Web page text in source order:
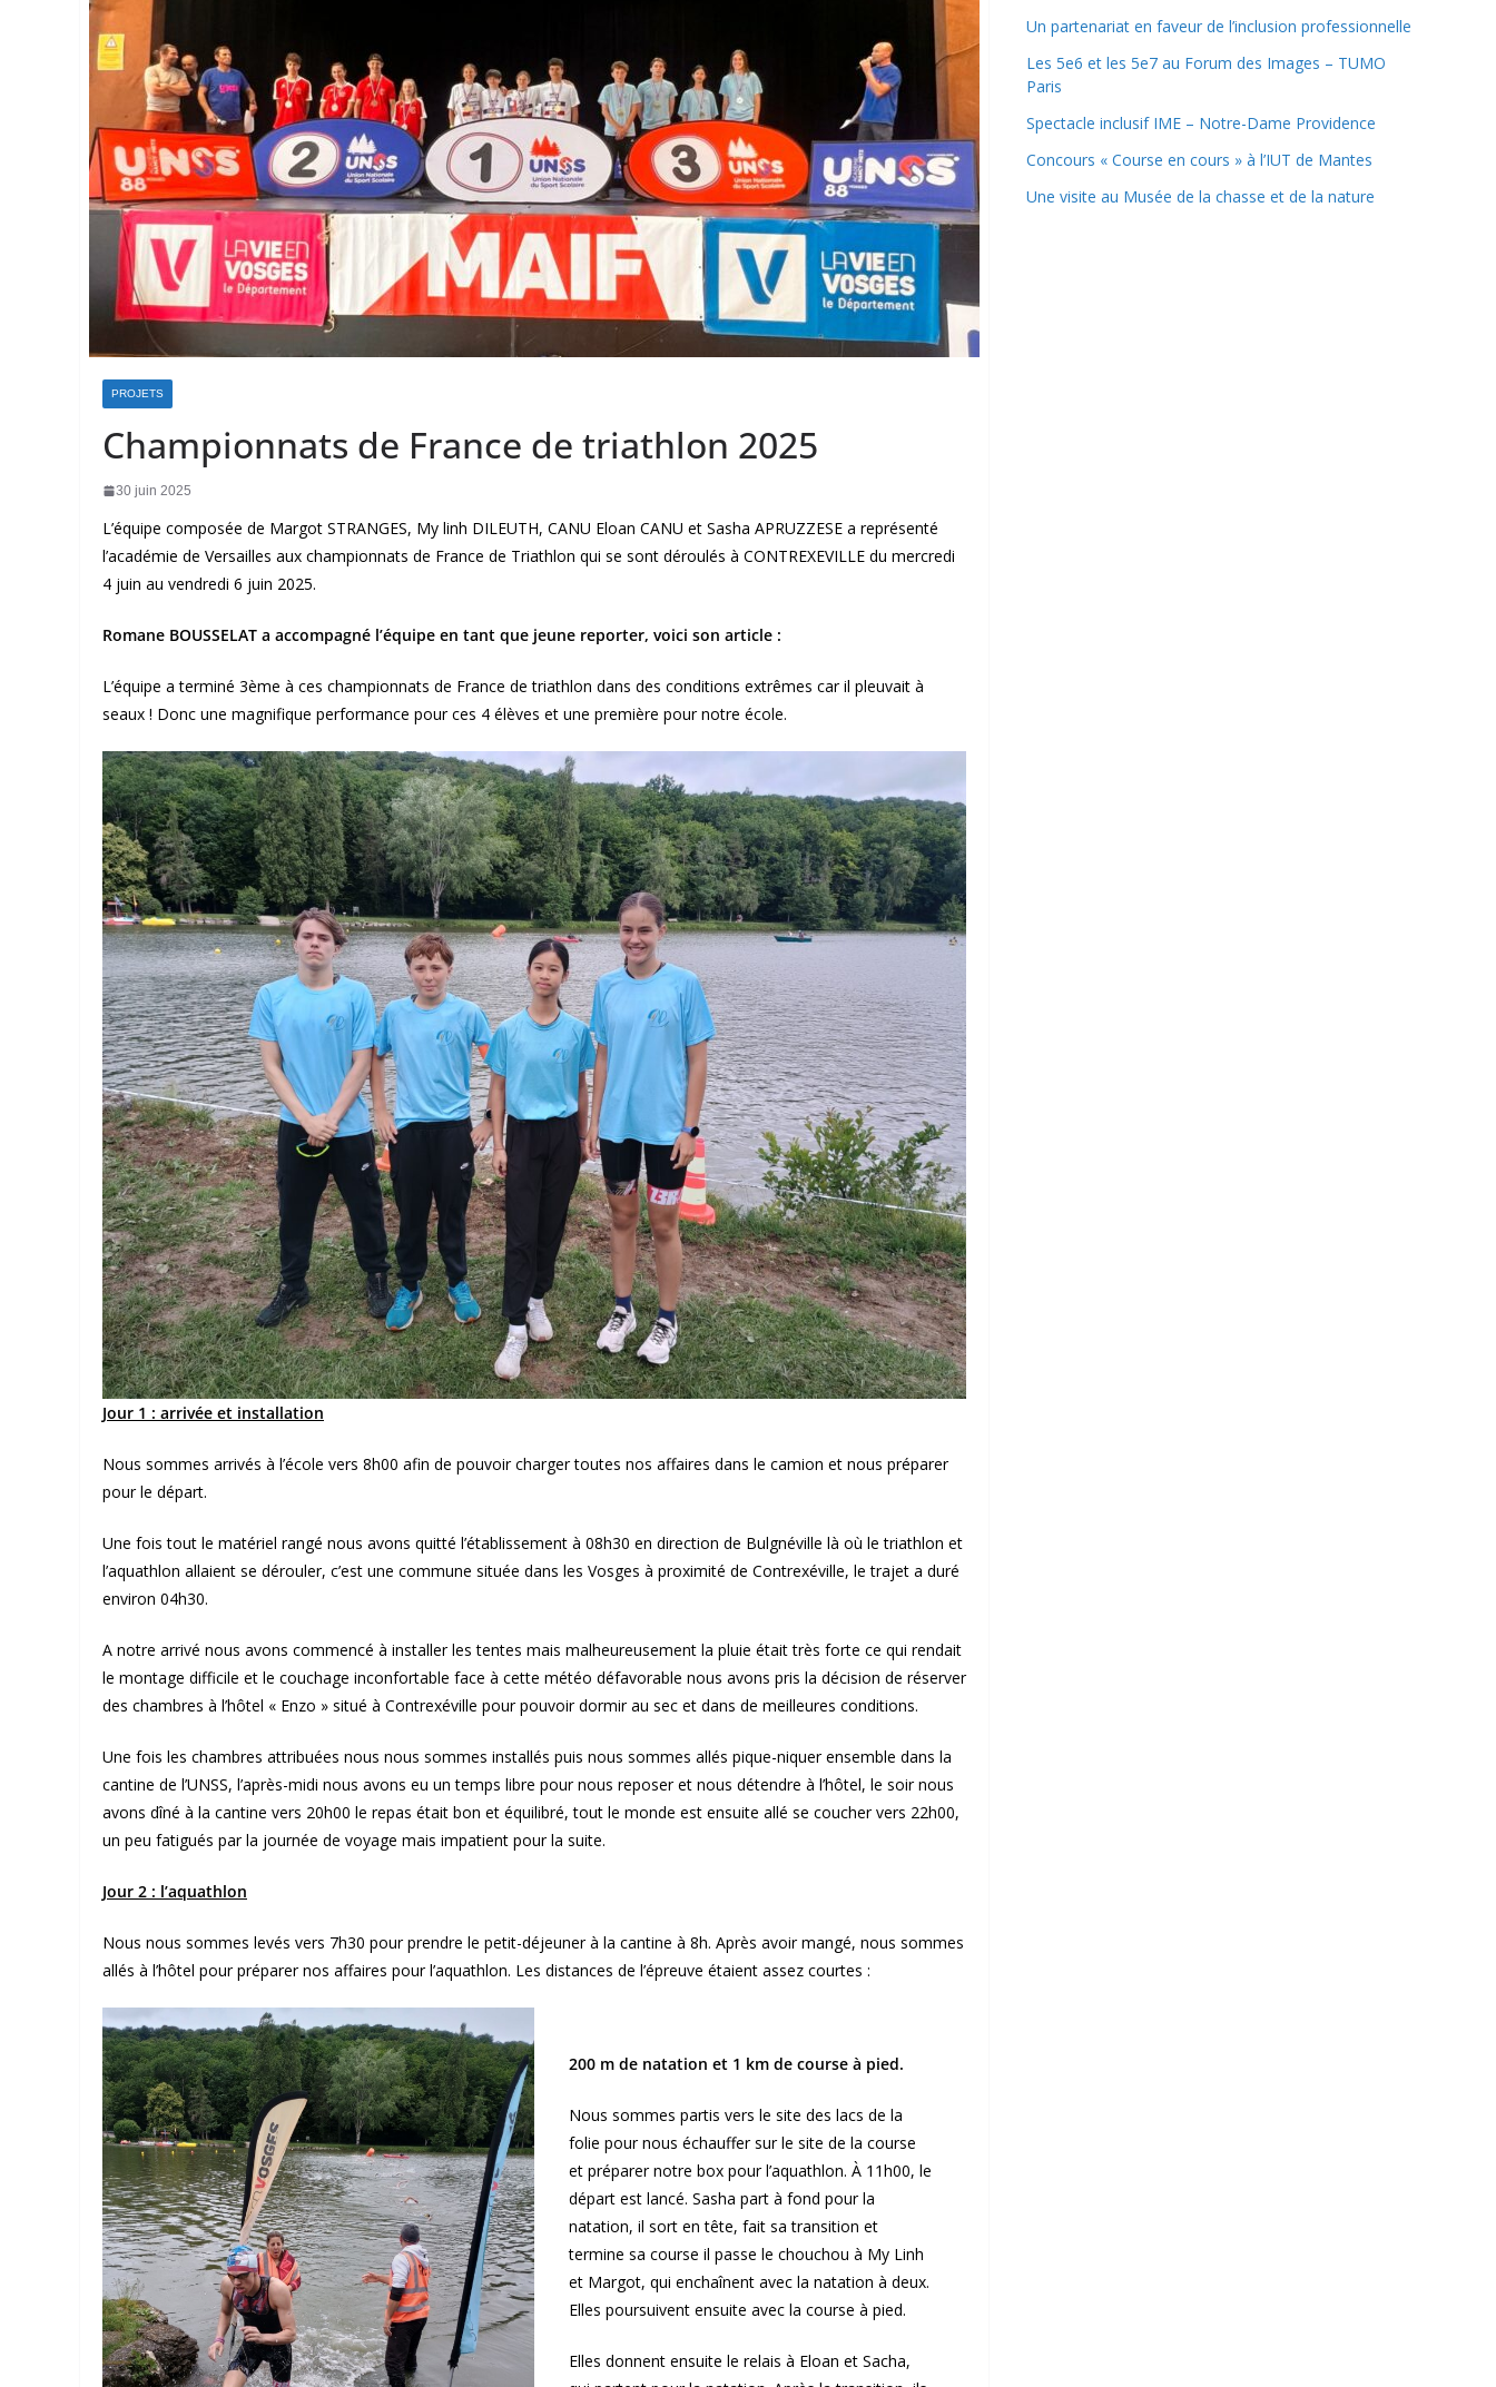
PROJETS
Championnats de France de triathlon 2025
30 juin 2025
L’équipe composée de Margot STRANGES, My linh DILEUTH, CANU Eloan CANU et Sasha APRUZZESE a représenté
l’académie de Versailles aux championnats de France de Triathlon qui se sont déroulés à CONTREXEVILLE du mercredi
4 juin au vendredi 6 juin 2025.
Romane BOUSSELAT a accompagné l’équipe en tant que jeune reporter, voici son article :
L’équipe a terminé 3ème à ces championnats de France de triathlon dans des conditions extrêmes car il pleuvait à
seaux ! Donc une magnifique performance pour ces 4 élèves et une première pour notre école.
Jour 1 : arrivée et installation
Nous sommes arrivés à l’école vers 8h00 afin de pouvoir charger toutes nos affaires dans le camion et nous préparer
pour le départ.
Une fois tout le matériel rangé nous avons quitté l’établissement à 08h30 en direction de Bulgnéville là où le triathlon et
l’aquathlon allaient se dérouler, c’est une commune située dans les Vosges à proximité de Contrexéville, le trajet a duré
environ 04h30.
A notre arrivé nous avons commencé à installer les tentes mais malheureusement la pluie était très forte ce qui rendait
le montage difficile et le couchage inconfortable face à cette météo défavorable nous avons pris la décision de réserver
des chambres à l’hôtel « Enzo » situé à Contrexéville pour pouvoir dormir au sec et dans de meilleures conditions.
Une fois les chambres attribuées nous nous sommes installés puis nous sommes allés pique-niquer ensemble dans la
cantine de l’UNSS, l’après-midi nous avons eu un temps libre pour nous reposer et nous détendre à l’hôtel, le soir nous
avons dîné à la cantine vers 20h00 le repas était bon et équilibré, tout le monde est ensuite allé se coucher vers 22h00,
un peu fatigués par la journée de voyage mais impatient pour la suite.
Jour 2 : l’aquathlon
Nous nous sommes levés vers 7h30 pour prendre le petit-déjeuner à la cantine à 8h. Après avoir mangé, nous sommes
allés à l’hôtel pour préparer nos affaires pour l’aquathlon. Les distances de l’épreuve étaient assez courtes :
200 m de natation et 1 km de course à pied.
Nous sommes partis vers le site des lacs de la
folie pour nous échauffer sur le site de la course
et préparer notre box pour l’aquathlon. À 11h00, le
départ est lancé. Sasha part à fond pour la
natation, il sort en tête, fait sa transition et
termine sa course il passe le chouchou à My Linh
et Margot, qui enchaînent avec la natation à deux.
Elles poursuivent ensuite avec la course à pied.
Elles donnent ensuite le relais à Eloan et Sacha,
Un partenariat en faveur de l’inclusion professionnelle
Les 5e6 et les 5e7 au Forum des Images – TUMO
Paris
Spectacle inclusif IME – Notre-Dame Providence
Concours « Course en cours » à l’IUT de Mantes
Une visite au Musée de la chasse et de la nature